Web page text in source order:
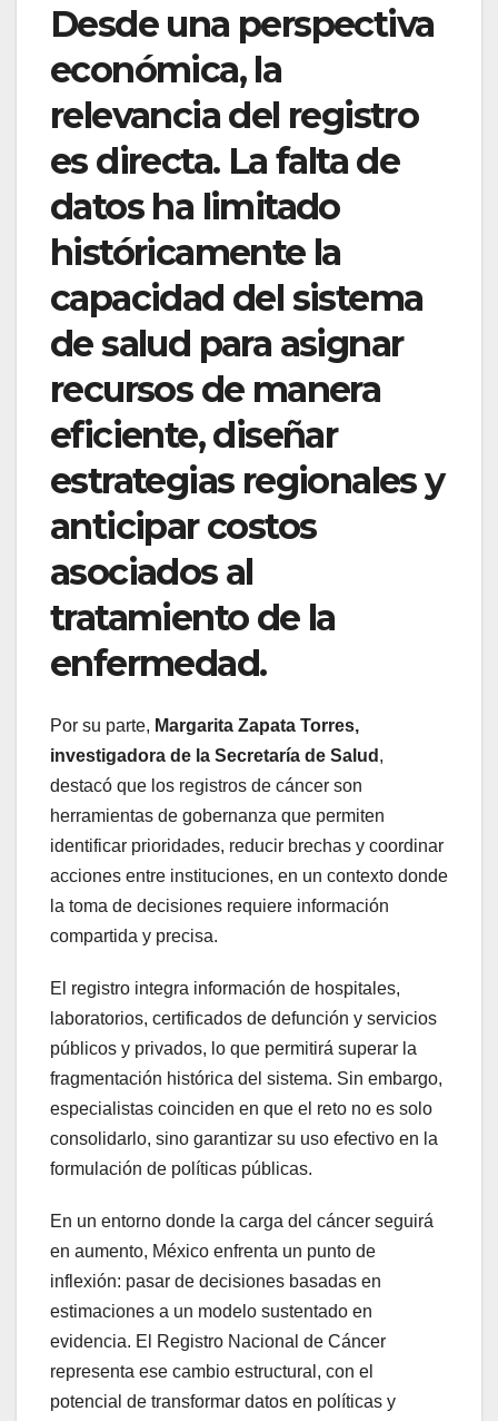
Desde una perspectiva
económica, la
relevancia del registro
es directa. La falta de
datos ha limitado
históricamente la
capacidad del sistema
de salud para asignar
recursos de manera
eficiente, diseñar
estrategias regionales y
anticipar costos
asociados al
tratamiento de la
enfermedad.
Por su parte, Margarita Zapata Torres,
investigadora de la Secretaría de Salud ,
destacó que los registros de cáncer son
herramientas de gobernanza que permiten
identificar prioridades, reducir brechas y coordinar
acciones entre instituciones, en un contexto donde
la toma de decisiones requiere información
compartida y precisa.
El registro integra información de hospitales,
laboratorios, certificados de defunción y servicios
públicos y privados, lo que permitirá superar la
fragmentación histórica del sistema. Sin embargo,
especialistas coinciden en que el reto no es solo
consolidarlo, sino garantizar su uso efectivo en la
formulación de políticas públicas.
En un entorno donde la carga del cáncer seguirá
en aumento, México enfrenta un punto de
inflexión: pasar de decisiones basadas en
estimaciones a un modelo sustentado en
evidencia. El Registro Nacional de Cáncer
representa ese cambio estructural, con el
potencial de transformar datos en políticas y